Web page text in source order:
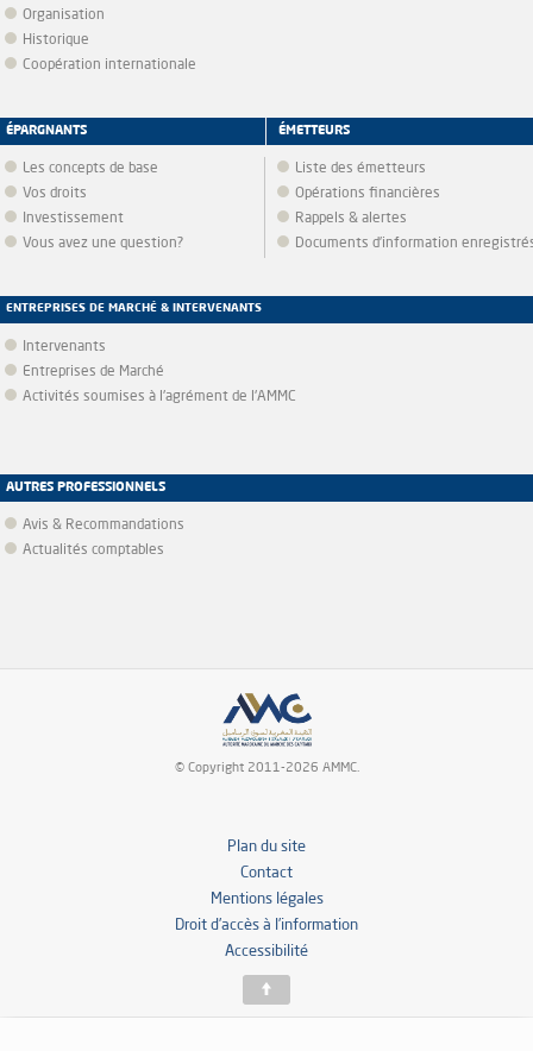
Organisation
Historique
Coopération internationale
ÉPARGNANTS
Les concepts de base
Vos droits
Investissement
Vous avez une question?
ÉMETTEURS
Liste des émetteurs
Opérations financières
Rappels & alertes
Documents d’information
ENTREPRISES DE MARCHÉ & INTERVENANTS
Intervenants
Entreprises de Marché
Activités soumises à l'agrément de l'AMMC
AUTRES PROFESSIONNELS
Avis & Recommandations
Actualités comptables
© Copyright 2011-2026 AMMC.
Plan du site
Contact
Mentions légales
Droit d’accès à l’information
Accessibilité